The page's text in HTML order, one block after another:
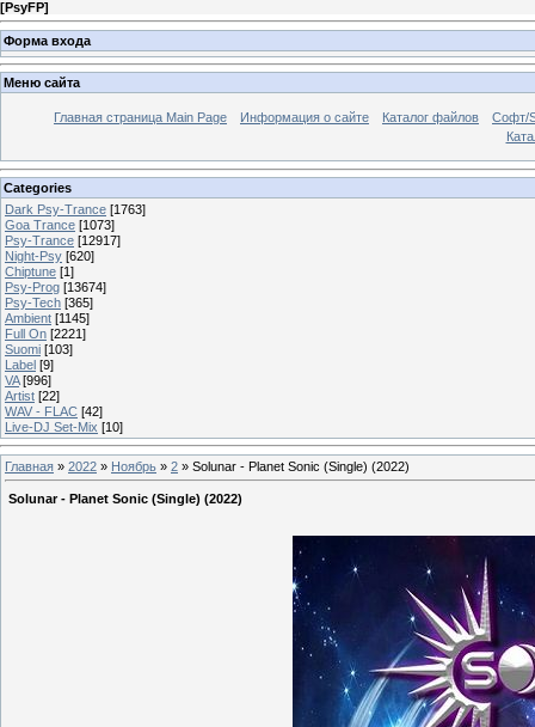
[PsyFP]
Форма входа
Меню сайта
Главная страница Main Page Информация о сайте Каталог файлов
Софт/
Categories
Dark Psy-Trance [1763]
Goa Trance [1073]
Psy-Trance [12917]
Night-Psy [620]
Chiptune [1]
Psy-Prog [13674]
Psy-Tech [365]
Ambient [1145]
Full On [2221]
Suomi [103]
Label [9]
VA [996]
Artist [22]
WAV - FLAC [42]
Live-DJ Set-Mix [10]
Главная » 2022 » Ноябрь » 2 » Solunar - Planet Sonic (Single) (2022)
Solunar - Planet Sonic (Single) (2022)